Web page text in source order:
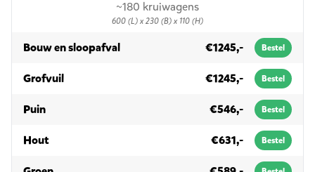
~180 kruiwagens
600 (L) x 230 (B) x 110 (H)
Bouw en sloopafvalin 15m³ €1245,- Bestel
Grofvuilin 15m³ €1245,- Bestel
Puinin 15m³ €546,- Bestel
Houtin 15m³ €631,- Bestel